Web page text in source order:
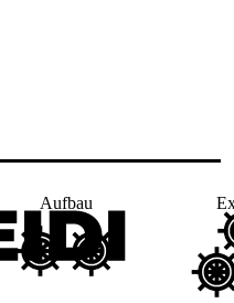
Aufbau